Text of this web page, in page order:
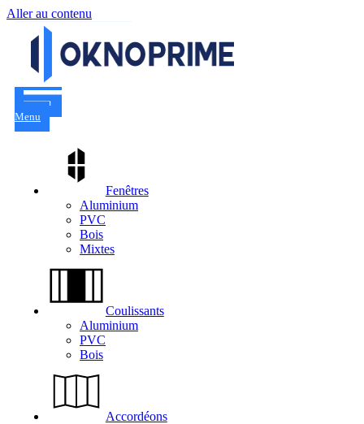
Aller au contenu
Menu
Fenêtres
Aluminium
PVC
Bois
Mixtes
Coulissants
Aluminium
PVC
Bois
Accordéons